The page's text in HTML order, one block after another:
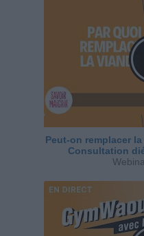
Peut-on remplacer
Consultation